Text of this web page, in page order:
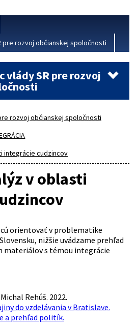
pre rozvoj občianskej spoločnosti
vlády SR pre rozvoj
rozvoj občianskej spoločnosti
integrácie cudzincov
v oblasti
orientovať v problematike
nižšie uvádzame prehľad
materiálov s témou integrácie
Rehúš. 2022.
do vzdelávania v Bratislave.
a prehľad politík.